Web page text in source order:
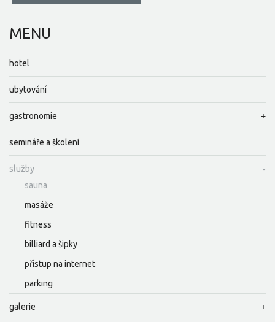
MENU
hotel
ubytování
gastronomie
semináře a školení
služby
sauna
masáže
fitness
billiard a šipky
přístup na internet
parking
galerie